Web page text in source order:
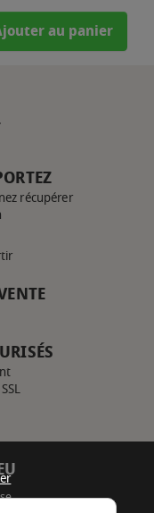
au panier
récupérer